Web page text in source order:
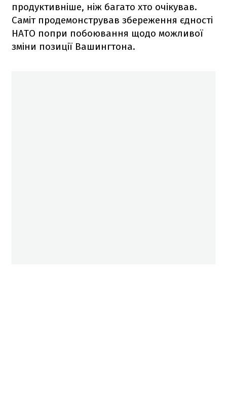
продуктивніше, ніж багато хто очікував.
Саміт продемонстрував збереження єдності
НАТО попри побоювання щодо можливої
зміни позиції Вашингтона.